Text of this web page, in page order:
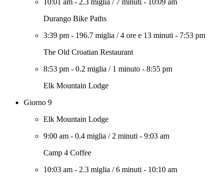
10:01 am - 2.3 miglia / 7 minuti - 10:09 am
Durango Bike Paths
3:39 pm - 196.7 miglia /4 ore e 13 minuti - 7:53 pm
The Old Croatian Restaurant
8:53 pm - 0.2 miglia / 1 minuto - 8:55 pm
Elk Mountain Lodge
Giorno 9
Elk Mountain Lodge
9:00 am - 0.4 miglia / 2 minuti - 9:03 am
Camp 4 Coffee
10:03 am - 2.3 miglia /6 minuti - 10:10 am